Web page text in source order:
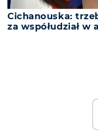
Cichanouska:
za współudział